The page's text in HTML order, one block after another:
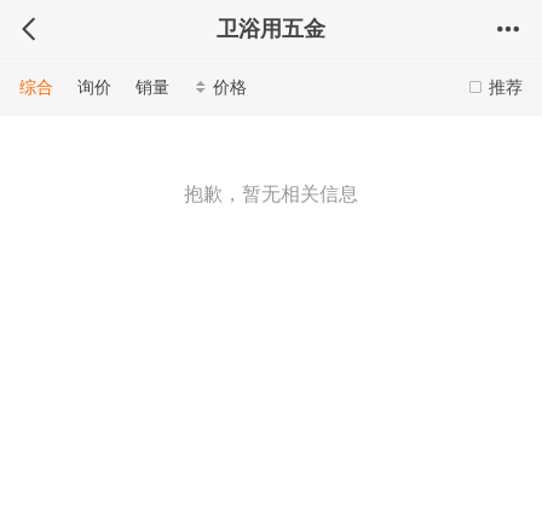
卫浴用五金
推荐
综合 询价 销量 价格
抱歉，暂无相关信息